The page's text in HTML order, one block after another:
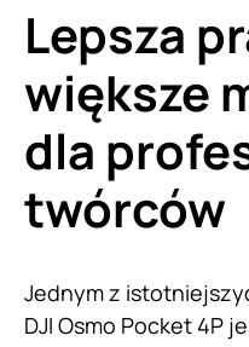
Lepsza
większe
dla
twórców
Jednym z
DJI Osmo Pocket 4P